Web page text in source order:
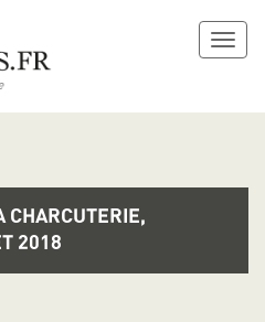
CHARCUTERIE,
2018